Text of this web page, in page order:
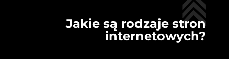
Jakie są rodzaje stron
internetowych?